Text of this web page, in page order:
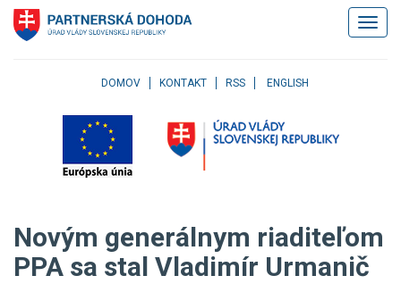
Klávesové
skratky
Skočiť
menu
na
DOMOV KONTAKT RSS ENGLISH
Novým generálnym riaditeľom
PPA sa stal Vladimír Urmanič